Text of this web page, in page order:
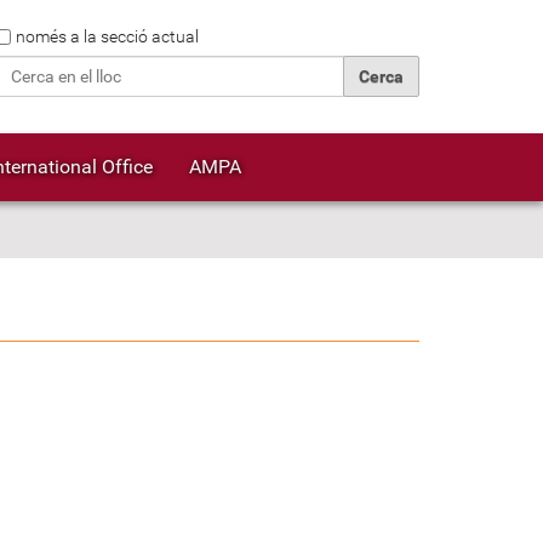
només a la secció actual
Office AMPA